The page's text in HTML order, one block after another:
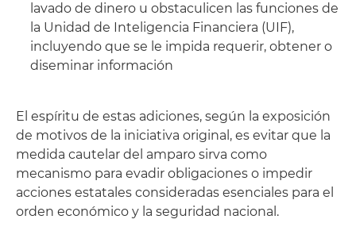
lavado de dinero u obstaculicen las funciones de
la Unidad de Inteligencia Financiera (UIF),
incluyendo que se le impida requerir, obtener o
diseminar información
El espíritu de estas adiciones, según la exposición
de motivos de la iniciativa original, es evitar que la
medida cautelar del amparo sirva como
mecanismo para evadir obligaciones o impedir
acciones estatales consideradas esenciales para el
orden económico y la seguridad nacional.